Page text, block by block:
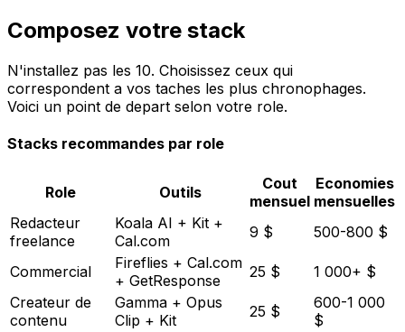
Composez votre stack
N'installez pas les 10. Choisissez ceux qui
correspondent a vos taches les plus chronophages.
Voici un point de depart selon votre role.
Stacks recommandes par role
Role Outils
Cout
mensuel
Economies
mensuelles
Redacteur
freelance
Koala AI + Kit +
Cal.com
9 $ 500-800 $
Commercial
Fireflies + Cal.com
+ GetResponse
25 $
1 000+ $
Createur de
contenu
Gamma + Opus
Clip + Kit
25 $
600-1 000
$